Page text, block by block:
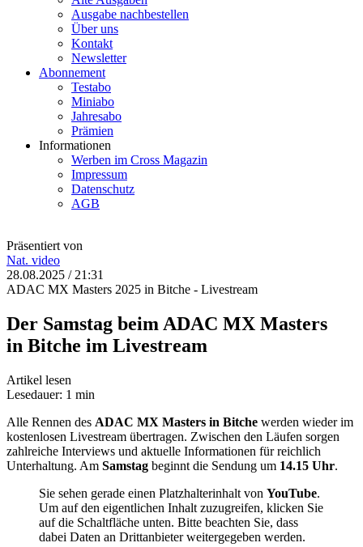
Ausgabe nachbestellen
Über uns
Kontakt
Newsletter
Abonnement
Testabo
Miniabo
Jahresabo
Prämien
Informationen
Werben im Cross Magazin
Impressum
Datenschutz
AGB
Präsentiert von
Nat. video
28.08.2025 / 21:31
ADAC MX Masters 2025 in Bitche - Livestream
Der Samstag beim ADAC MX Masters
in Bitche im Livestream
Artikel lesen
Lesedauer: 1 min
Alle Rennen des ADAC MX Masters in Bitche werden wieder im
kostenlosen Livestream übertragen. Zwischen den Läufen sorgen
zahlreiche Interviews und aktuelle Informationen für reichlich
Unterhaltung. Am Samstag beginnt die Sendung um 14.15 Uhr.
Sie sehen gerade einen Platzhalterinhalt von YouTube.
Um auf den eigentlichen Inhalt zuzugreifen, klicken Sie
auf die Schaltfläche unten. Bitte beachten Sie, dass
dabei Daten an Drittanbieter weitergegeben werden.